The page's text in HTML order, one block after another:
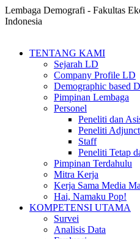
Lembaga Demografi - Fakultas
Indonesia
TENTANG KAMI
Sejarah LD
Company Profile LD
Demographic based
Pimpinan Lembaga
Personel
Peneliti dan
Peneliti Adjunct
Staff
Peneliti Tetap
Pimpinan Terdahulu
Mitra Kerja
Kerja Sama Media
Hai, Namaku Pop!
KOMPETENSI UTAMA
Survei
Analisis Data